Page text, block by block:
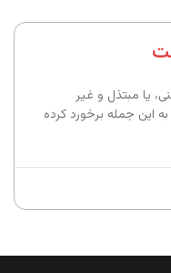
یا مبتذل و غیر
این جمله برخورد کرده